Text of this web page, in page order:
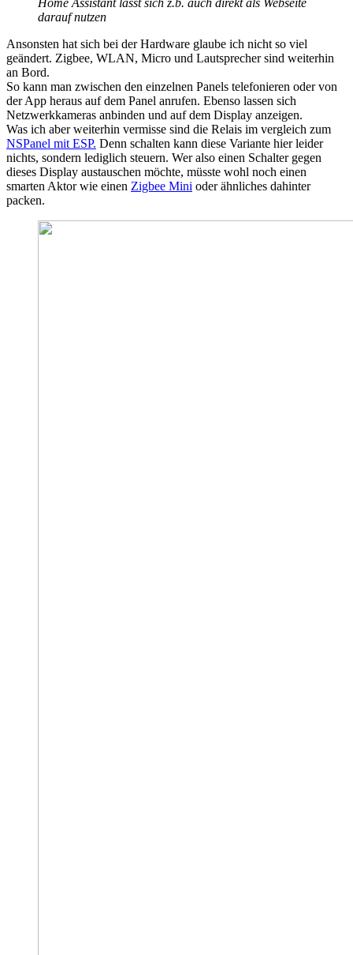
darauf nutzen
Ansonsten hat sich bei der Hardware glaube ich nicht so viel
geändert. Zigbee, WLAN, Micro und Lautsprecher sind weiterhin
an Bord.
So kann man zwischen den einzelnen Panels telefonieren oder von
der App heraus auf dem Panel anrufen. Ebenso lassen sich
Netzwerkkameras anbinden und auf dem Display anzeigen.
Was ich aber weiterhin vermisse sind die Relais im vergleich zum
NSPanel mit ESP. Denn schalten kann diese Variante hier leider
nichts, sondern lediglich steuern. Wer also einen Schalter gegen
dieses Display austauschen möchte, müsste wohl noch einen
smarten Aktor wie einen Zigbee Mini oder ähnliches dahinter
packen.